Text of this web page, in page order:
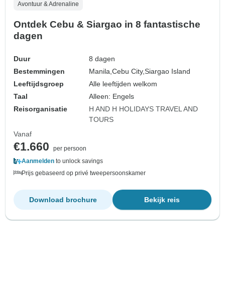
Avontuur & Adrenaline
Ontdek Cebu & Siargao in 8 fantastische
dagen
Duur
8 dagen
Bestemmingen
Manila,Cebu City,Siargao Island
Leeftijdsgroep
Alle leeftijden welkom
Taal
Alleen: Engels
Reisorganisatie
H AND H HOLIDAYS TRAVEL AND
TOURS
Vanaf
€1.660
per persoon
Aanmelden to unlock savings
Prijs gebaseerd op privé tweepersoonskamer
Bekijk reis
Download brochure